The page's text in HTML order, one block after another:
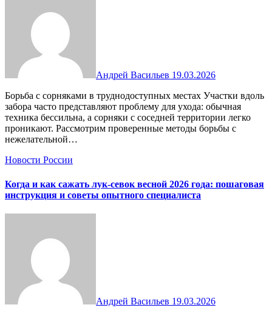
Андрей Васильев 19.03.2026
Борьба с сорняками в труднодоступных местах Участки вдоль
забора часто представляют проблему для ухода: обычная
техника бессильна, а сорняки с соседней территории легко
проникают. Рассмотрим проверенные методы борьбы с
нежелательной…
Новости России
Когда и как сажать лук-севок весной 2026 года: пошаговая
инструкция и советы опытного специалиста
Андрей Васильев 19.03.2026